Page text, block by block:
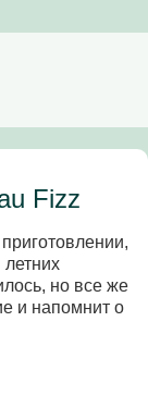
Fizz
но все же
и напомнит о